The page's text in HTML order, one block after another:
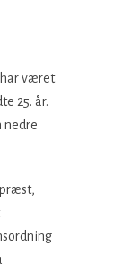
har været
25. år.
nedre